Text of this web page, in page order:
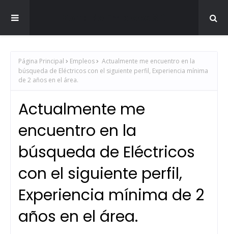
Página Principal Empleos
Actualmente me encuentro en la
búsqueda de Eléctricos con el siguiente perfil, Experiencia mínima
de 2 años en el área.
Actualmente me
encuentro en la
búsqueda de Eléctricos
con el siguiente perfil,
Experiencia mínima de 2
años en el área.